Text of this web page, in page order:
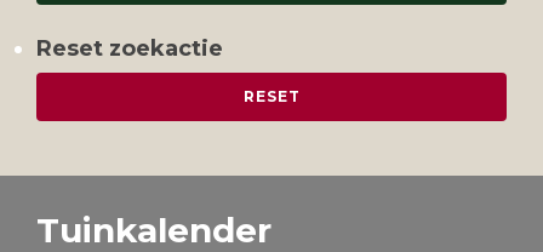
Reset zoekactie
Tuinkalender